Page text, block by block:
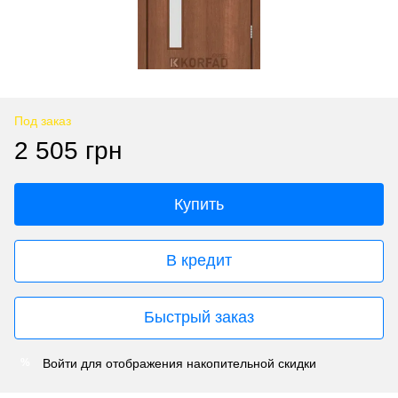
Под заказ
2 505 грн
Купить
В кредит
Быстрый заказ
Войти для отображения накопительной скидки